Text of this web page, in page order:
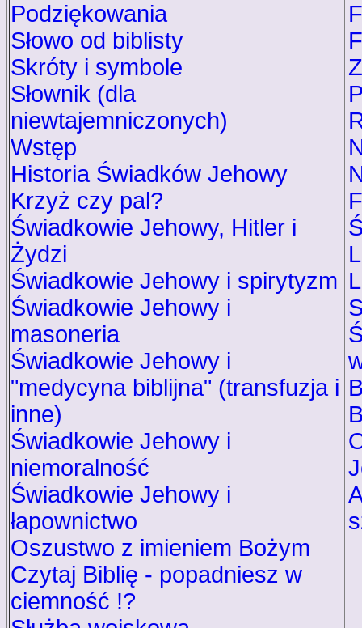
Podziękowania
Słowo od biblisty
Skróty i symbole
Słownik (dla
niewtajemniczonych)
Wstęp
Historia Świadków Jehowy
Krzyż czy pal?
Świadkowie Jehowy, Hitler i
Żydzi
Świadkowie Jehowy i spirytyzm
Świadkowie Jehowy i
masoneria
Świadkowie Jehowy i
"medycyna biblijna" (transfuzja i
inne)
Świadkowie Jehowy i
niemoralność
Świadkowie Jehowy i
łapownictwo
Oszustwo z imieniem Bożym
Czytaj Biblię - popadniesz w
ciemność !?